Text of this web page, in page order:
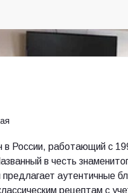
в России, работающий с
в честь
предлагает аутентичные
рецептам с